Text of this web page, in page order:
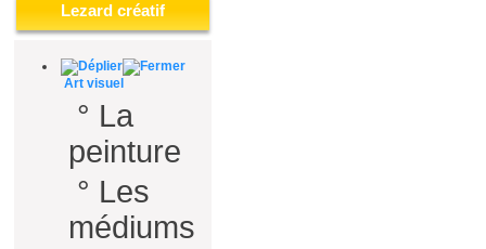
Lezard créatif
Art visuel
° La
peinture
° Les
médiums